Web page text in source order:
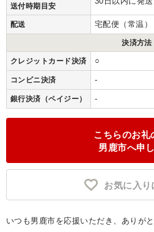
送付時期目安
配送 宅配便（常温）
決済方法
クレジットカード決済 ○
コンビニ決済 -
銀行決済（ペイジー） -
こちらのお礼
男鹿市へ申
お気に入り
いつも男鹿市を応援いただき、ありがと